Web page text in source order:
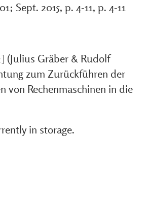
Sept. 2015, p. 4-11, p. 4-11
(Julius Gräber & Rudolf
zum Zurückführen der
von Rechenmaschinen in die
in storage.